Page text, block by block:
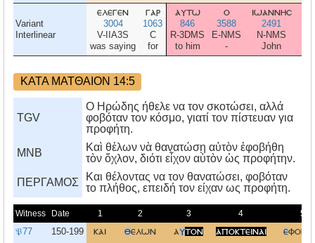
Variant
Interlinear
ελεγεν
3004
V-IIA3S
was saying
γαρ
1063
C
for
αυτω
846
R-3DMS
to him
ο
3588
E-NMS
-
ιωαννησ
2491
N-NMS
John
ΚΑΤΑ ΜΑΤΘΑΙΟΝ 14:5
TGV
Ο Ηρώδης ήθελε να τον σκοτώσει, αλλά
φοβόταν τον κόσμο, γιατί τον πίστευαν για
προφήτη.
MNB
Καὶ θέλων νὰ θανατώσῃ αὐτὸν ἐφοβήθη
τὸν ὄχλον, διότι εἶχον αὐτὸν ὡς προφήτην.
ΠΕΡΓΑΜΟΣ
Kαι θέλοντας να τον θανατώσει, φοβόταν
το πλήθος, επειδή τον είχαν ως προφήτη.
Witness Date 1 2 3 4 5
𝔓77 150-199 και θελων αυτον αποκτειναι ε